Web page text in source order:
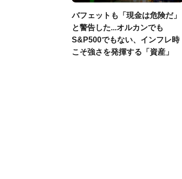
バフェットも「現金は危険だ」
と警告した...オルカンでも
S&P500でもない、インフレ時
こそ強さを発揮する「資産」